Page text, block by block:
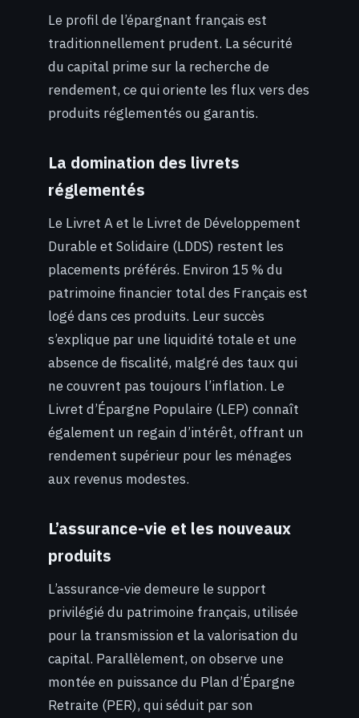
Le profil de l’épargnant français est
traditionnellement prudent. La sécurité
du capital prime sur la recherche de
rendement, ce qui oriente les flux vers des
produits réglementés ou garantis.
La domination des livrets
réglementés
Le Livret A et le Livret de Développement
Durable et Solidaire (LDDS) restent les
placements préférés. Environ 15 % du
patrimoine financier total des Français est
logé dans ces produits. Leur succès
s’explique par une liquidité totale et une
absence de fiscalité, malgré des taux qui
ne couvrent pas toujours l’inflation. Le
Livret d’Épargne Populaire (LEP) connaît
également un regain d’intérêt, offrant un
rendement supérieur pour les ménages
aux revenus modestes.
L’assurance-vie et les nouveaux
produits
L’assurance-vie demeure le support
privilégié du patrimoine français, utilisée
pour la transmission et la valorisation du
capital. Parallèlement, on observe une
montée en puissance du Plan d’Épargne
Retraite (PER), qui séduit par son